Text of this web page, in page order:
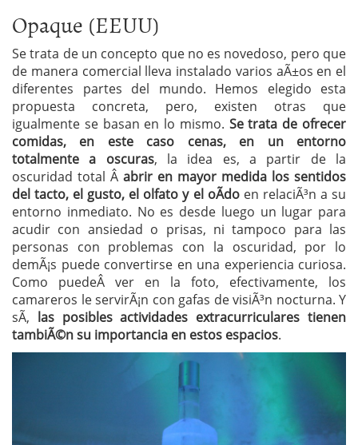
Opaque (EEUU)
Se trata de un concepto que no es novedoso, pero que
de manera comercial lleva instalado varios aÃ±os en el
diferentes partes del mundo. Hemos elegido esta
propuesta concreta, pero, existen otras que
igualmente se basan en lo mismo. Se trata de ofrecer
comidas, en este caso cenas, en un entorno
totalmente a oscuras, la idea es, a partir de la
oscuridad total Â abrir en mayor medida los sentidos
del tacto, el gusto, el olfato y el oÃ­doen relaciÃ³n a su
entorno inmediato. No es desde luego un lugar para
acudir con ansiedad o prisas, ni tampoco para las
personas con problemas con la oscuridad, por lo
demÃ¡s puede convertirse en una experiencia curiosa.
Como puedeÂ ver en la foto, efectivamente, los
camareros le servirÃ¡n con gafas de visiÃ³n nocturna. Y
sÃ­, las posibles actividades extracurriculares tienen
tambiÃ©n su importancia en estos espacios.